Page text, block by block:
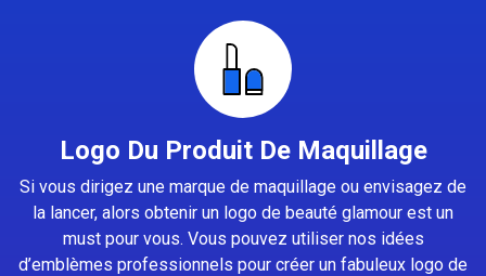
Logo Du Produit De Maquillage
Si vous dirigez une marque de maquillage ou envisagez de
la lancer, alors obtenir un logo de beauté glamour est un
must pour vous. Vous pouvez utiliser nos idées
d’emblèmes professionnels pour créer un fabuleux logo de